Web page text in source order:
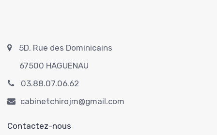
5D, Rue des Dominicains
67500 HAGUENAU
03.88.07.06.62
cabinetchirojm@gmail.com
Contactez-nous